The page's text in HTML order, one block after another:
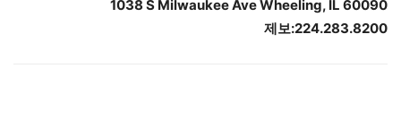
1038 S Milwaukee Ave Wheeling, IL 60090
제보:224.283.8200